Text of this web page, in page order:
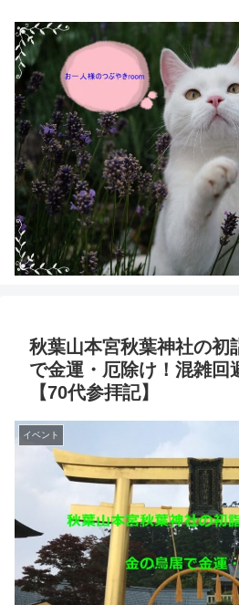
秋葉山本宮秋葉神社の初
で金運・厄除け！混雑回
【70代参拝記】
イベント